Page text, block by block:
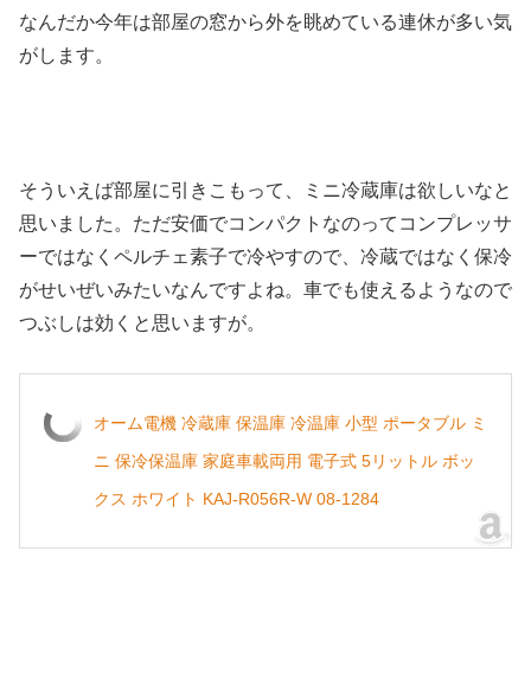
なんだか今年は部屋の窓から外を眺めている連休が多い気
がします。
そういえば部屋に引きこもって、ミニ冷蔵庫は欲しいなと
思いました。ただ安価でコンパクトなのってコンプレッサ
ーではなくペルチェ素子で冷やすので、冷蔵ではなく保冷
がせいぜいみたいなんですよね。車でも使えるようなので
つぶしは効くと思いますが。
オーム電機 冷蔵庫 保温庫 冷温庫 小型 ポータブル ミ
ニ 保冷保温庫 家庭車載両用 電子式 5リットル ボッ
クス ホワイト KAJ-R056R-W 08-1284